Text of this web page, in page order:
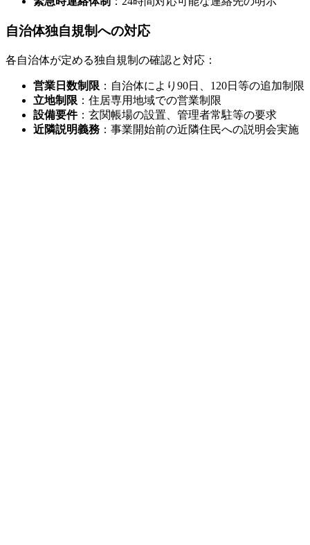
自治体独自規制への対応
各自治体が定める独自規制の確認と対応：
営業日数制限 ：自治体により90日、120日等の追加制限
立地制限 ：住居専用地域での営業制限
設備要件：玄関帳場の設置、管理者常駐等の要求
近隣説明義務 ：事業開始前の近隣住民への説明会実施